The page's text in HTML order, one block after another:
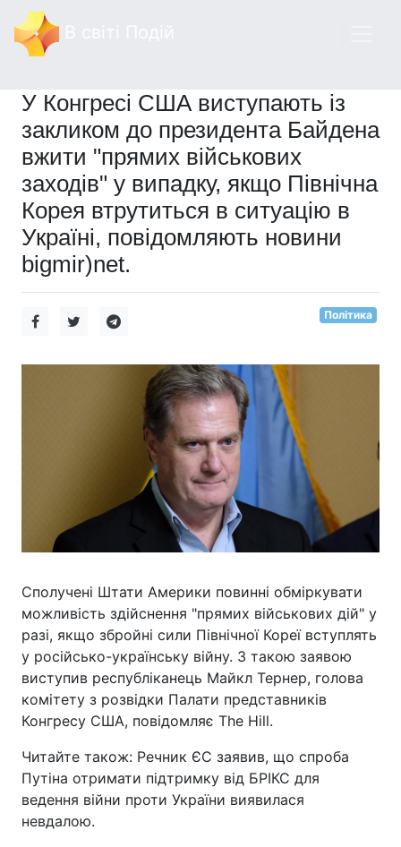
У Конгресі США виступають із
закликом до президента Байдена
вжити "прямих військових
заходів" у випадку, якщо Північна
Корея втрутиться в ситуацію в
Україні, повідомляють новини
bigmir)net.
Політика
Сполучені Штати Америки повинні обміркувати
можливість здійснення "прямих військових дій" у
разі, якщо збройні сили Північної Кореї вступлять
у російсько-українську війну. З такою заявою
виступив республіканець Майкл Тернер, голова
комітету з розвідки Палати представників
Конгресу США, повідомляє The Hill.
Читайте також: Речник ЄС заявив, що спроба
Путіна отримати підтримку від БРІКС для
ведення війни проти України виявилася
невдалою.